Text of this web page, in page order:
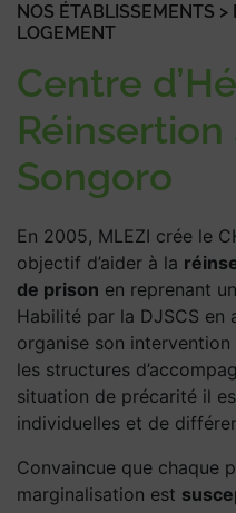
NOS ÉTABLISSEMENTS
LOGEMENT
Centre
Réinsertion
Songoro
En 2005, MLEZI crée le
objectif d’aider à la
de prison en reprenant
Habilité par la DJSCS en
organise son
les structures
situation de précarité il
individuelles et de
Convaincue que chaque
marginalisation est